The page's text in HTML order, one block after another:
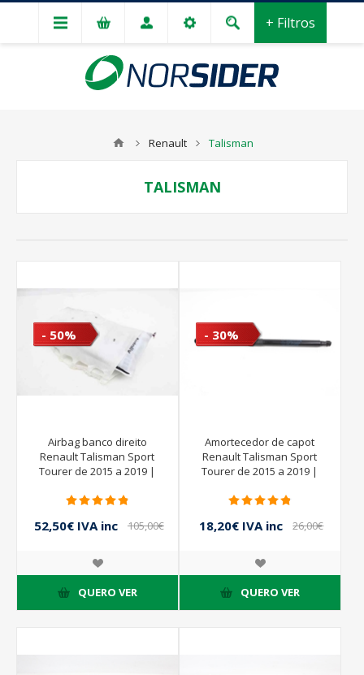
+ Filtros
Renault Talisman
TALISMAN
- 50%
Airbag banco direito
Renault Talisman Sport
Tourer de 2015 a 2019 |
52,50€ IVA inc
105,00€
QUERO VER
- 30%
Amortecedor de capot
Renault Talisman Sport
Tourer de 2015 a 2019 |
18,20€ IVA inc
26,00€
QUERO VER